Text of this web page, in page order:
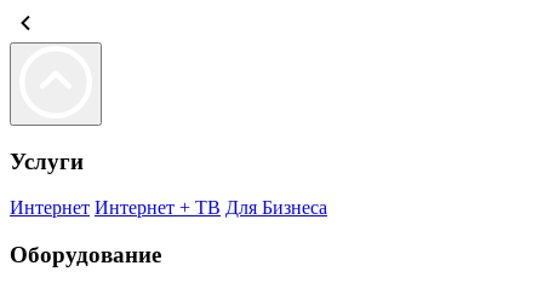
Услуги
Интернет Интернет + ТВ Для Бизнеса
Оборудование